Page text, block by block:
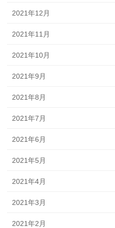
2021年12月
2021年11月
2021年10月
2021年9月
2021年8月
2021年7月
2021年6月
2021年5月
2021年4月
2021年3月
2021年2月